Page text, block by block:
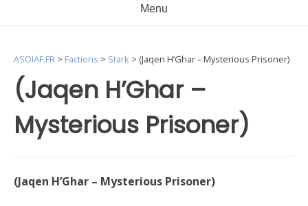
Menu
(Jaqen H’Ghar –
Mysterious Prisoner)
ASOIAF.FR > Factions > Stark > (Jaqen H’Ghar – Mysterious Prisoner)
(Jaqen H’Ghar – Mysterious Prisoner)